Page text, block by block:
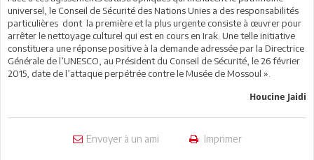
universel, le Conseil de Sécurité des Nations Unies a des responsabilités
particulières dont la première et la plus urgente consiste à œuvrer pour
arrêter le nettoyage culturel qui est en cours en Irak. Une telle initiative
constituera une réponse positive à la demande adressée par la Directrice
Générale de l’UNESCO, au Président du Conseil de Sécurité, le 26 février
2015, date de l’attaque perpétrée contre le Musée de Mossoul ».
Houcine Jaidi
Envoyer à un ami Imprimer